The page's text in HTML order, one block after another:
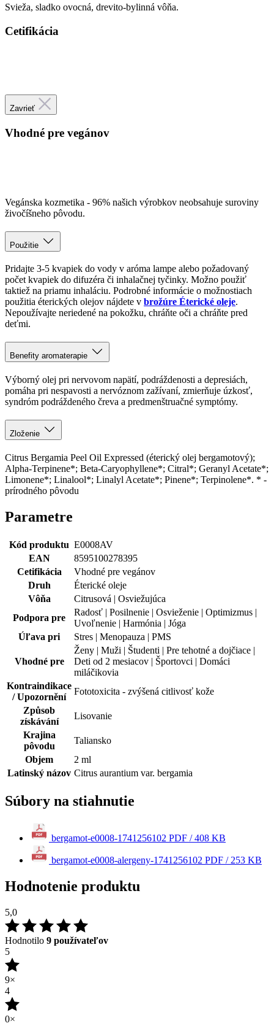
Zavrieť
Vhodné pre vegánov
Vegánska kozmetika - 96% našich výrobkov neobsahuje suroviny
živočíšneho pôvodu.
Použitie
použitia éterických olejov nájdete v
brožúre Éterické oleje
Nepoužívajte neriedené na pokožku, chráňte oči a chráňte pred
deťmi.
Benefity aromaterapie
Výborný olej pri nervovom napätí, podráždenosti a depresiách,
pomáha pri nespavosti a nervóznom zažívaní, zmierňuje úzkosť,
syndróm podráždeného čreva a predmenštruačné symptómy.
Zloženie
Citrus Bergamia Peel Oil Expressed (éterický olej bergamotový);
Alpha-Terpinene*; Beta-Caryophyllene*; Citral*; Geranyl Acetate*;
Limonene*; Linalool*; Linalyl Acetate*; Pinene*; Terpinolene*. * -
prírodného pôvodu
Parametre
Kód produktu
EAN
8595100278395
Cetifikácia
Vhodné pre vegánov
Druh
Éterické oleje
Vôňa
Citrusová | Osviežujúca
Podpora pre
Vhodné pre
Ženy | Muži | Študenti | Pre tehotné a dojčiace |
Deti od 2 mesiacov | Športovci | Domáci
miláčikovia
Kontraindikace
/ Upozornění
Fototoxicita - zvýšená citlivosť kože
Způsob
získávání
Lisovanie
Krajina
pôvodu
Taliansko
2 ml
Latinský názov
Citrus aurantium var. bergamia
Súbory na stiahnutie
bergamot-e0008-1741256102
bergamot-e0008-alergeny-1741256102
Hodnotenie produktu
5,0
Hodnotilo 9 používateľov
4
0×
3
0×
2
0×
1